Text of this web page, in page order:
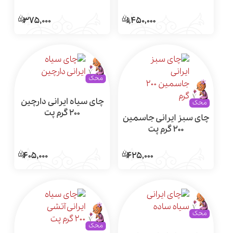
1,450,000
375,000
محک
چای سبز ایرانی جاسمین
200 گرم پت
425,000
محک
چای سیاه ایرانی دارچین
200 گرم پت
405,000
محک
محک